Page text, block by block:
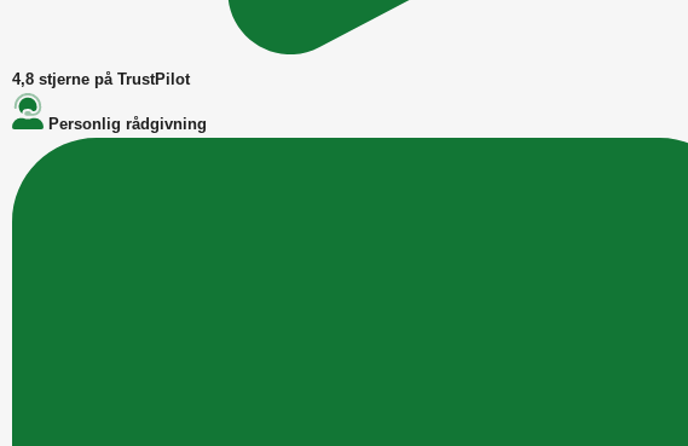
4,8 stjerne på TrustPilot
Personlig rådgivning